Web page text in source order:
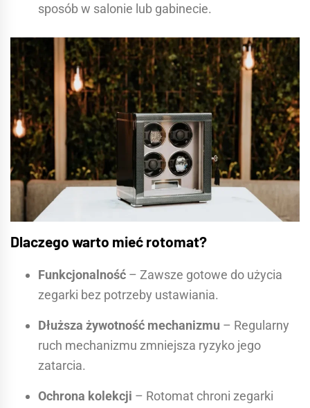
sposób w salonie lub gabinecie.
Dlaczego warto mieć rotomat?
Funkcjonalność – Zawsze gotowe do użycia
zegarki bez potrzeby ustawiania.
Dłuższa żywotność mechanizmu – Regularny
ruch mechanizmu zmniejsza ryzyko jego
zatarcia.
Ochrona kolekcji – Rotomat chroni zegarki